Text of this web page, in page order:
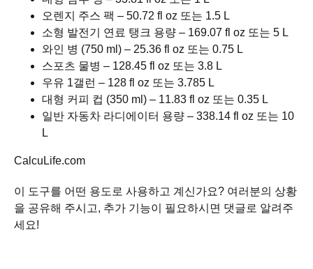
오렌지 주스 팩 – 50.72 fl oz 또는 1.5 L
소형 발전기 연료 탱크 용량 – 169.07 fl oz 또는 5 L
와인 병 (750 ml) – 25.36 fl oz 또는 0.75 L
스포츠 물병 – 128.45 fl oz 또는 3.8 L
우유 1갤런 – 128 fl oz 또는 3.785 L
대형 커피 컵 (350 ml) – 11.83 fl oz 또는 0.35 L
일반 자동차 라디에이터 용량 – 338.14 fl oz 또는 10
L
CalcuLife.com
이 도구를 어떤 용도로 사용하고 계신가요? 여러분의 상황
을 공유해 주시고, 추가 기능이 필요하시면 댓글로 알려주
세요!